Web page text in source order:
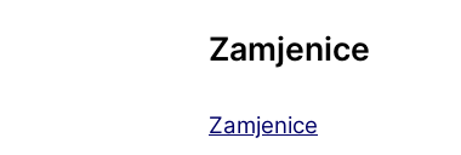
Zamjenice
Zamjenice